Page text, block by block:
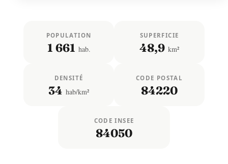
POPULATION
1 661 hab.
SUPERFICIE
48,9 km²
DENSITÉ
34 hab/km²
CODE POSTAL
84220
CODE INSEE
84050